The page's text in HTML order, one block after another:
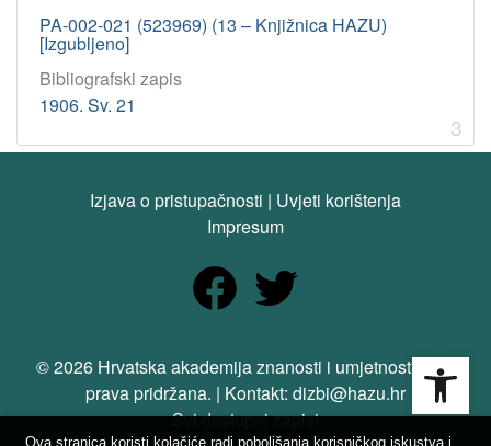
PA-002-021 (523969) (13 – Knjižnica HAZU)
[Izgubljeno]
Bibliografski zapis
1906. Sv. 21
3
Izjava o pristupačnosti | Uvjeti korištenja
Impresum
© 2026 Hrvatska akademija znanosti i umjetnosti. Sva
prava pridržana. | Kontakt: dizbi@hazu.hr
Svi dostupni zapisi
Ova stranica koristi kolačiće radi poboljšanja korisničkog iskustva i